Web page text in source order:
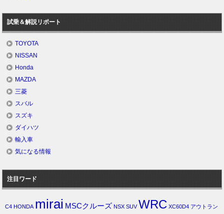
試乗＆解説リポート
TOYOTA
NISSAN
Honda
MAZDA
三菱
スバル
スズキ
ダイハツ
輸入車
気になる情報
注目ワード
C4 HONDA mirai MSCクルーズ NSX SUV WRC XC60D4 アウトラン